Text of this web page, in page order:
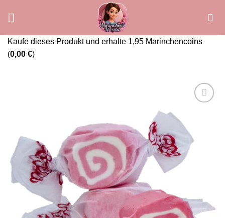
Kaufe dieses Produkt und erhalte 1,95 Marinchencoins
(0,00 €)